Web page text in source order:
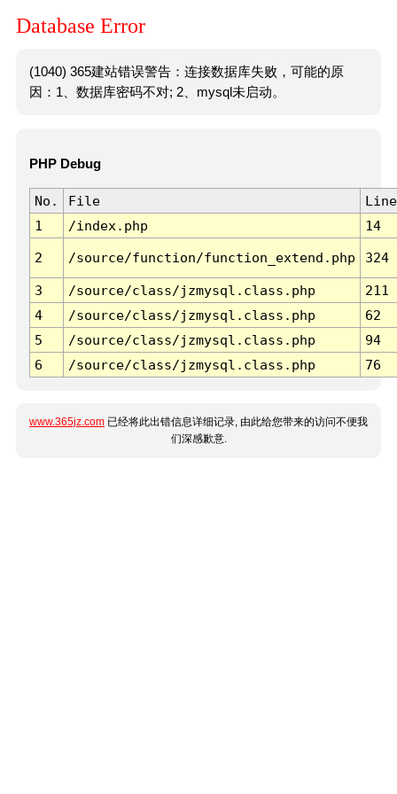
Database Error
(1040) 365建站错误警告：连接数据库失败，可能的原
因：1、数据库密码不对; 2、mysql未启动。
PHP Debug
No. File
Line
1
/index.php 14
2 /source/function/function_extend.php 324
3 /source/class/jzmysql.class.php
211
4
/source/class/jzmysql.class.php
62
5
/source/class/jzmysql.class.php
94
6
/source/class/jzmysql.class.php 76
www.365jz.com 已经将此出错信息详细记录, 由此给您带来的访问不便我
们深感歉意.